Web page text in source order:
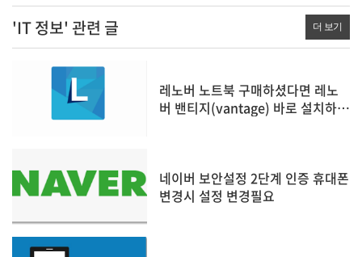
'IT 정보' 관련 글 더 보기
레노버 노트북 구매하셨다면 레노
버 밴티지(vantage) 바로 설치하세
네이버 보안설정 2단계 인증 휴대폰
변경시 설정 변경필요